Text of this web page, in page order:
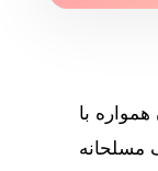
با
مسلحانه